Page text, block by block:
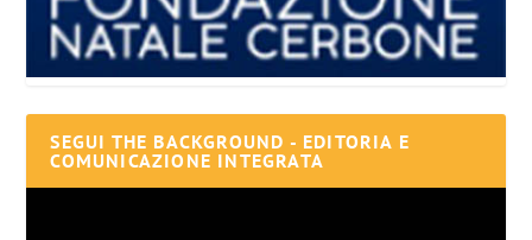
SEGUI THE BACKGROUND - EDITORIA E
COMUNICAZIONE INTEGRATA